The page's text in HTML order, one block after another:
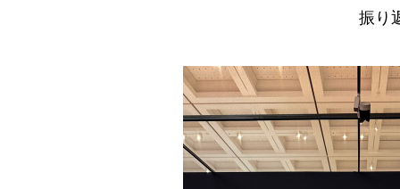
振り